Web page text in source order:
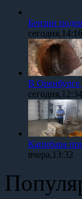
Бензин
сегодня,14:16
В
сегодня,12:34
Капибара
вчера,13:32